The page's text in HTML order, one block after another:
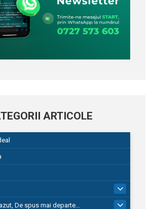
ARTICOLE
De spus mai departe…
580